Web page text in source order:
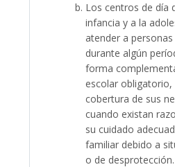
Los centros de día
infancia y a la
atender a
durante algún
forma
escolar obligatorio,
cobertura de sus
cuando existan
su cuidado
familiar debido a
o de desprotección.